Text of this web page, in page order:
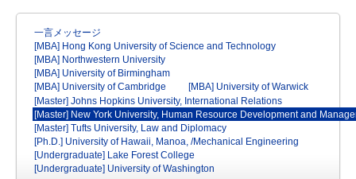
一言メッセージ
[MBA] Hong Kong University of Science and Technology
[MBA] Northwestern University
[MBA] University of Birmingham
[MBA] University of Cambridge
[MBA] University of Warwick
[Master] Johns Hopkins University, International Relations
[Master] New York University, Human Resource Development and
[Master] Tufts University, Law and Diplomacy
[Ph.D.] University of Hawaii, Manoa, /Mechanical Engineering
[Undergraduate] Lake Forest College
[Undergraduate] University of Washington